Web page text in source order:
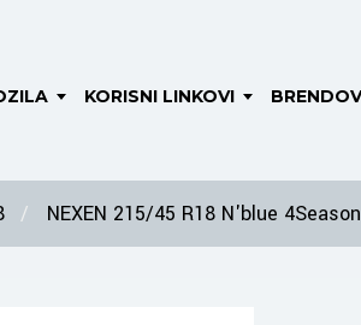
KORISNI LINKOVI
NEXEN 215/45 R18 N'blue